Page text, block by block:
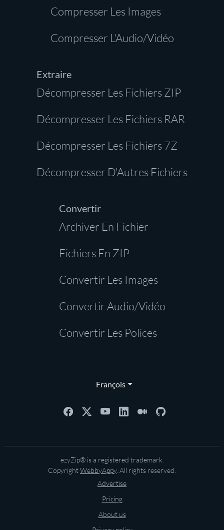
Compresser Les Images
Compresser L'Audio/Vidéo
Extraire
Décompresser Les Fichiers ZIP
Décompresser Les Fichiers RAR
Décompresser Les Fichiers 7Z
Décompresser D'Autres Fichiers
Convertir
Archiver En Fichier
Fichiers En ZIP
Convertir Les Images
Convertir Audio/Vidéo
Convertir Les Polices
François
ezyZip® is a registered trademark.
CopyrightWebbyAppy. All rights reserved.
Advertise
Pricing
About us